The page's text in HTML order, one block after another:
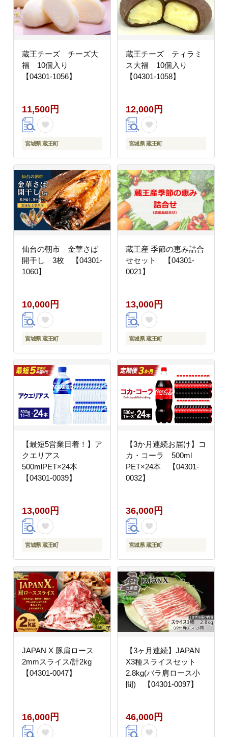
蔵王チーズ チーズ大
福 10個入り
【04301-1056】
11,500円
宮城県 蔵王町
蔵王チーズ ティラミ
ス大福 10個入り
【04301-1058】
12,000円
宮城県 蔵王町
仙台の朝市 金華さば
開干し 3枚 【04301-
1060】
10,000円
宮城県 蔵王町
蔵王産 季節の恵み詰合
せセット 【04301-
0021】
13,000円
宮城県 蔵王町
【最短5営業日着！】ア
クエリアス
500mlPET×24本
【04301-0039】
13,000円
宮城県 蔵王町
【3か月連続お届け】コ
カ・コーラ 500ml
PET×24本 【04301-
0032】
36,000円
宮城県 蔵王町
JAPAN X 豚肩ロース
2mmスライス/計2kg
【04301-0047】
16,000円
【3ヶ月連続】JAPAN
X3種スライスセット
2.8kg(バラ肩ロース小
間) 【04301-0097】
46,000円